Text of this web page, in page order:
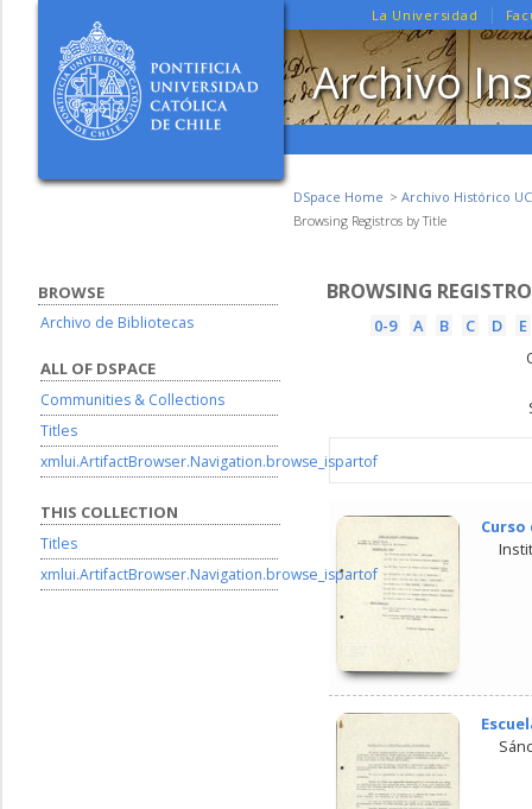
La Universidad
Archivo
DSpace Home
Archivo Histórico UC
Browsing Registros by Title
BROWSING
0-9 A B C D
E
BROWSE
Archivo de Bibliotecas
ALL OF DSPACE
Communities & Collections
Titles
xmlui.ArtifactBrowser.Navigation.browse_ispartof
THIS COLLECTION
Titles
xmlui.ArtifactBrowser.Navigation.browse_ispartof